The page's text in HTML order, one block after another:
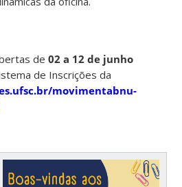
de02 a 12 de junho
de Inscrições da
movimentabnu-